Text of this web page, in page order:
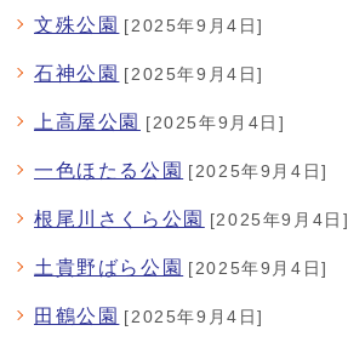
文殊公園 [2025年9月4日]
石神公園 [2025年9月4日]
上高屋公園 [2025年9月4日]
一色ほたる公園 [2025年9月4日]
根尾川さくら公園 [2025年9月4日]
土貴野ばら公園 [2025年9月4日]
田鶴公園 [2025年9月4日]